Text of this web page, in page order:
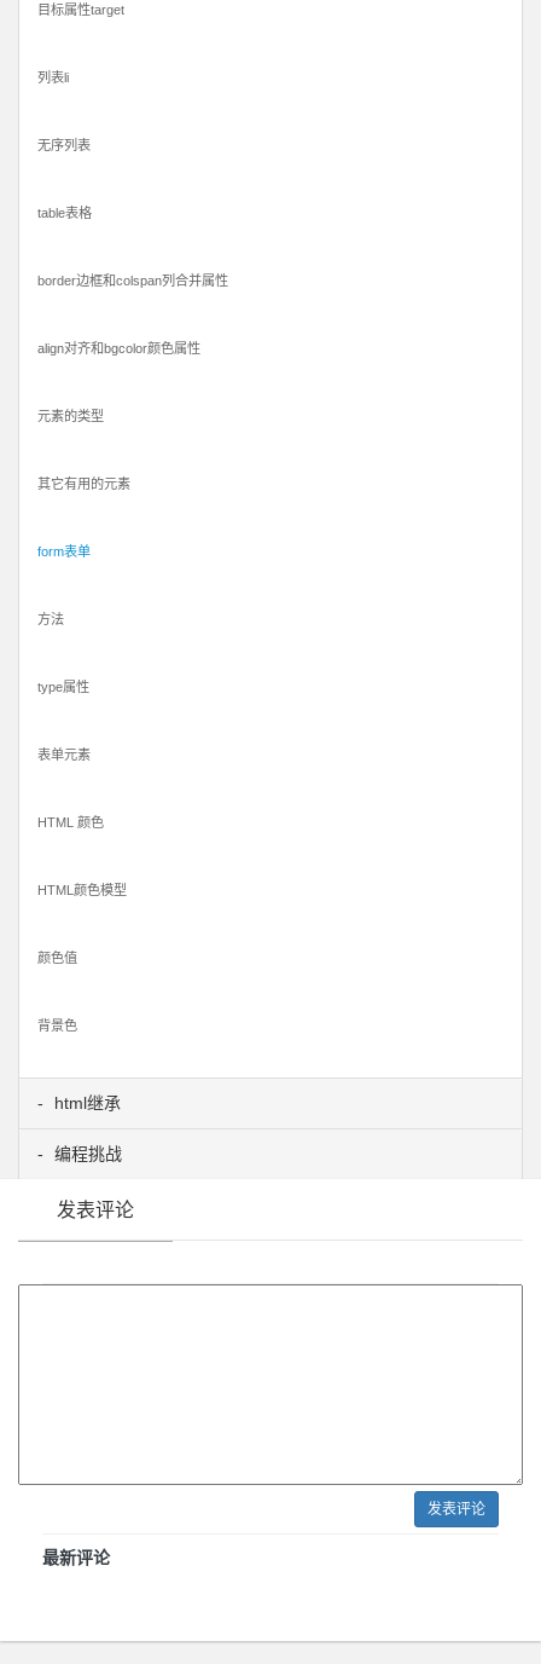
目标属性target
列表li
无序列表
table表格
border边框和colspan列合并属性
align对齐和bgcolor颜色属性
元素的类型
其它有用的元素
form表单
方法
type属性
表单元素
HTML 颜色
HTML颜色模型
颜色值
背景色
html继承
编程挑战
发表评论
发表评论
最新评论